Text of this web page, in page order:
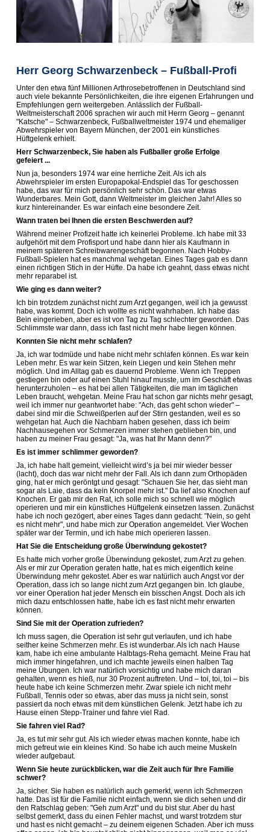
Herr Georg Schwarzenbeck – Fußball-Profi
Unter den etwa fünf Millionen Arthrosebetroffenen in Deutschland sind
auch viele bekannte Persönlichkeiten, die ihre eigenen Erfahrungen und
Empfehlungen gern weitergeben. Anlässlich der Fußball-
Weltmeisterschaft 2006 sprachen wir auch mit Herrn Georg – genannt
"Katsche" – Schwarzenbeck, Fußballweltmeister 1974 und ehemaliger
Abwehrspieler von Bayern München, der 2001 ein künstliches
Hüftgelenk erhielt.
Herr Schwarzenbeck, Sie haben als Fußballer große Erfolge
gefeiert ...
Nun ja, besonders 1974 war eine herrliche Zeit. Als ich als
Abwehrspieler im ersten Europapokal-Endspiel das Tor geschossen
habe, das war für mich persönlich sehr schön. Das war etwas
Wunderbares. Mein Gott, dann Weltmeister im gleichen Jahr! Alles so
kurz hintereinander. Es war einfach eine besondere Zeit.
Wann traten bei Ihnen die ersten Beschwerden auf?
Während meiner Profizeit hatte ich keinerlei Probleme. Ich habe mit 33
aufgehört mit dem Profisport und habe dann hier als Kaufmann in
meinem späteren Schreibwarengeschäft begonnen. Nach Hobby-
Fußball-Spielen hat es manchmal wehgetan. Eines Tages gab es dann
einen richtigen Stich in der Hüfte. Da habe ich geahnt, dass etwas nicht
mehr reparabel ist.
Wie ging es dann weiter?
Ich bin trotzdem zunächst nicht zum Arzt gegangen, weil ich ja gewusst
habe, was kommt. Doch ich wollte es nicht wahrhaben. Ich habe das
Bein eingerieben, aber es ist von Tag zu Tag schlechter geworden. Das
Schlimmste war dann, dass ich fast nicht mehr habe liegen können.
Konnten Sie nicht mehr schlafen?
Ja, ich war todmüde und habe nicht mehr schlafen können. Es war kein
Leben mehr. Es war kein Sitzen, kein Liegen und kein Stehen mehr
möglich. Und im Alltag gab es dauernd Probleme. Wenn ich Treppen
gestiegen bin oder auf einen Stuhl hinauf musste, um im Geschäft etwas
herunterzuholen – es hat bei allen Tätigkeiten, die man im täglichen
Leben braucht, wehgetan. Meine Frau hat schon gar nichts mehr gesagt,
weil ich immer nur geantwortet habe: "Ach, das geht schon wieder" –
dabei sind mir die Schweißperlen auf der Stirn gestanden, weil es so
wehgetan hat. Auch die Nachbarn haben gesehen, dass ich beim
Nachhausegehen vor Schmerzen immer stehen geblieben bin, und
haben zu meiner Frau gesagt: "Ja, was hat Ihr Mann denn?"
Es ist immer schlimmer geworden?
Ja, ich habe halt gemeint, vielleicht wird’s ja bei mir wieder besser
(lacht), doch das war nicht mehr der Fall. Als ich dann zum Orthopäden
ging, hat er mich geröntgt und gesagt: "Schauen Sie her, das sieht man
sogar als Laie, dass da kein Knorpel mehr ist." Da lief also Knochen auf
Knochen. Er gab mir den Rat, ich solle mich so schnell wie möglich
operieren und mir ein künstliches Hüftgelenk einsetzen lassen. Zunächst
habe ich noch gezögert, aber eines Tages dann gedacht: "Nein, so geht
es nicht mehr", und habe mich zur Operation angemeldet. Vier Wochen
später war der Termin, und ich habe mich operieren lassen.
Hat Sie die Entscheidung große Überwindung gekostet?
Es hatte mich vorher große Überwindung gekostet, zum Arzt zu gehen.
Als er mir zur Operation geraten hatte, hat es mich eigentlich keine
Überwindung mehr gekostet. Aber es war natürlich auch Angst vor der
Operation, dass ich so lange nicht zum Arzt gegangen bin. Ich glaube,
vor einer Operation hat jeder Mensch ein bisschen Angst. Doch als ich
mich dazu entschlossen hatte, habe ich es fast nicht mehr erwarten
können.
Sind Sie mit der Operation zufrieden?
Ich muss sagen, die Operation ist sehr gut verlaufen, und ich habe
seither keine Schmerzen mehr. Es ist wunderbar. Als ich nach Hause
kam, habe ich eine ambulante Halbtags-Reha gemacht. Meine Frau hat
mich immer hingefahren, und ich machte jeweils einen halben Tag
meine Übungen. Ich war natürlich vorsichtig und habe mich daran
gehalten, wenn es hieß, nur 30 Prozent auftreten. Und – toi, toi, toi – bis
heute habe ich keine Schmerzen mehr. Zwar spiele ich nicht mehr
Fußball, Tennis oder so etwas, aber das muss ja nicht sein, sonst
passiert da noch etwas mit dem künstlichen Gelenk. Jetzt habe ich zu
Hause einen Stepp-Trainer und fahre viel Rad.
Sie fahren viel Rad?
Ja, es tut mir sehr gut. Als ich wieder etwas machen konnte, habe ich
mich gefreut wie ein kleines Kind. So habe ich auch meine Muskeln
wieder aufgebaut.
Wenn Sie heute zurückblicken, war die Zeit auch für Ihre Familie
schwer?
Ja, sicher. Sie haben es natürlich auch gemerkt, wenn ich Schmerzen
hatte. Das ist für die Familie nicht einfach, wenn sie dich sehen und dir
den Ratschlag geben: "Geh zum Arzt" und du bist stur. Aber du hast
selbst gemerkt, dass du einen Fehler machst, und warst trotzdem stur
und hast es nicht gemacht – zu deinem eigenen Schaden. Aber ich muss